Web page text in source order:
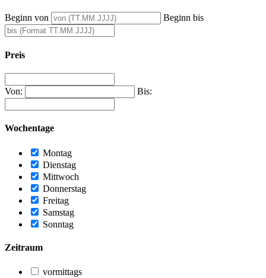
Beginn von Beginn bis
Preis
Von: Bis:
Wochentage
Montag
Dienstag
Mittwoch
Donnerstag
Freitag
Samstag
Sonntag
Zeitraum
vormittags